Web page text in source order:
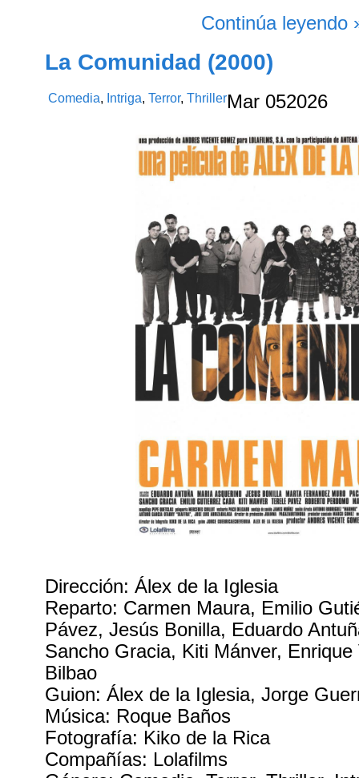
Continúa leyendo
La Comunidad (2000)
Comedia, Intriga,Terror,Thriller Mar 052026
Dirección: Álex de la Iglesia
Reparto: Carmen Maura, Emilio
Pávez, Jesús Bonilla, Eduardo
Sancho Gracia, Kiti Mánver,
Bilbao
Guion: Álex de la Iglesia, Jorge
Música: Roque Baños
Fotografía: Kiko de la Rica
Compañías: Lolafilms